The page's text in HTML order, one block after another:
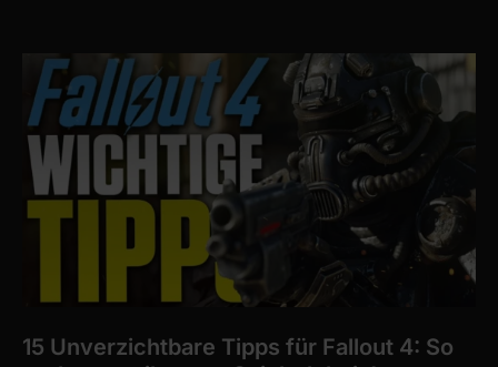
15 Unverzichtbare Tipps für Fallout 4: So